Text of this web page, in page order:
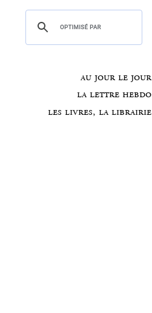
au jour le jour
la lettre hebdo
les livres, la librairie